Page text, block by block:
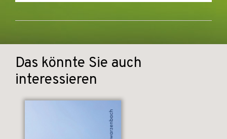
Das könnte Sie auch
interessieren